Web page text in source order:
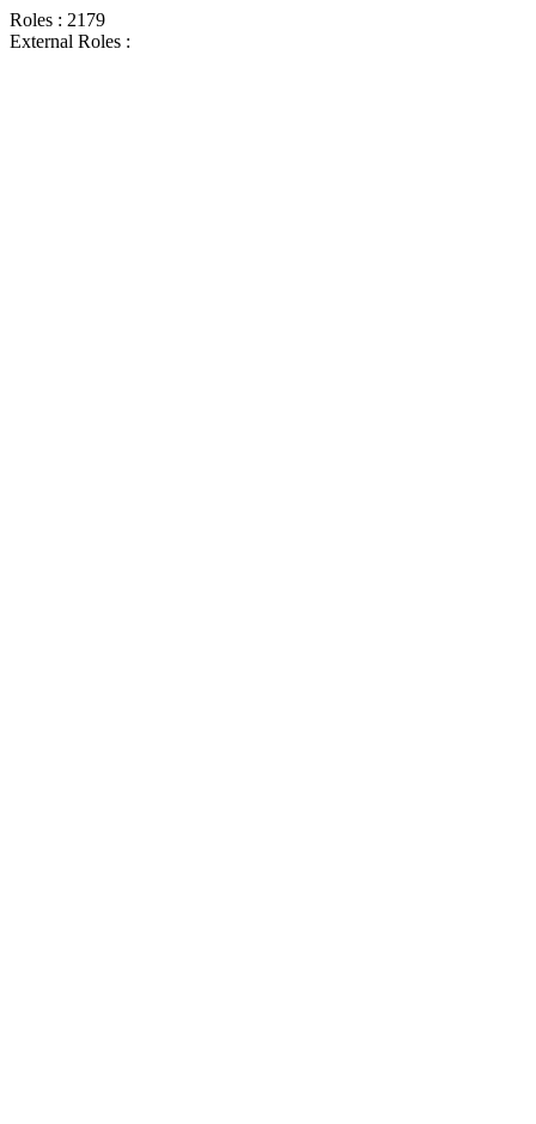
Roles : 2179
External Roles :